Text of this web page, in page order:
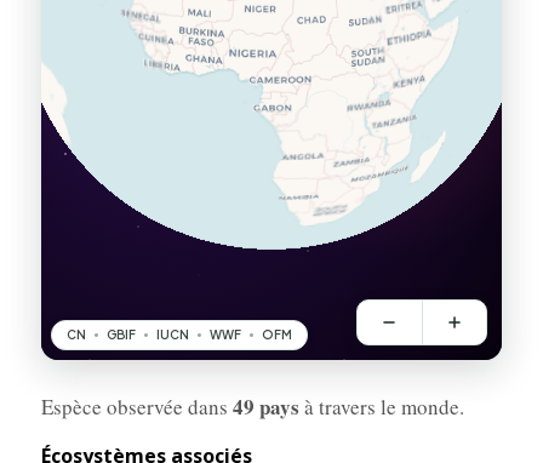
Espèce observée dans 49 pays à travers le monde.
Écosystèmes associés